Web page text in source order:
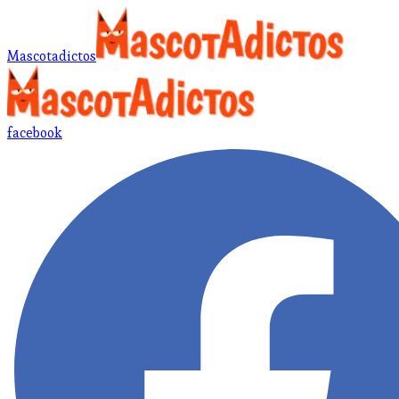
Mascotadictos
facebook